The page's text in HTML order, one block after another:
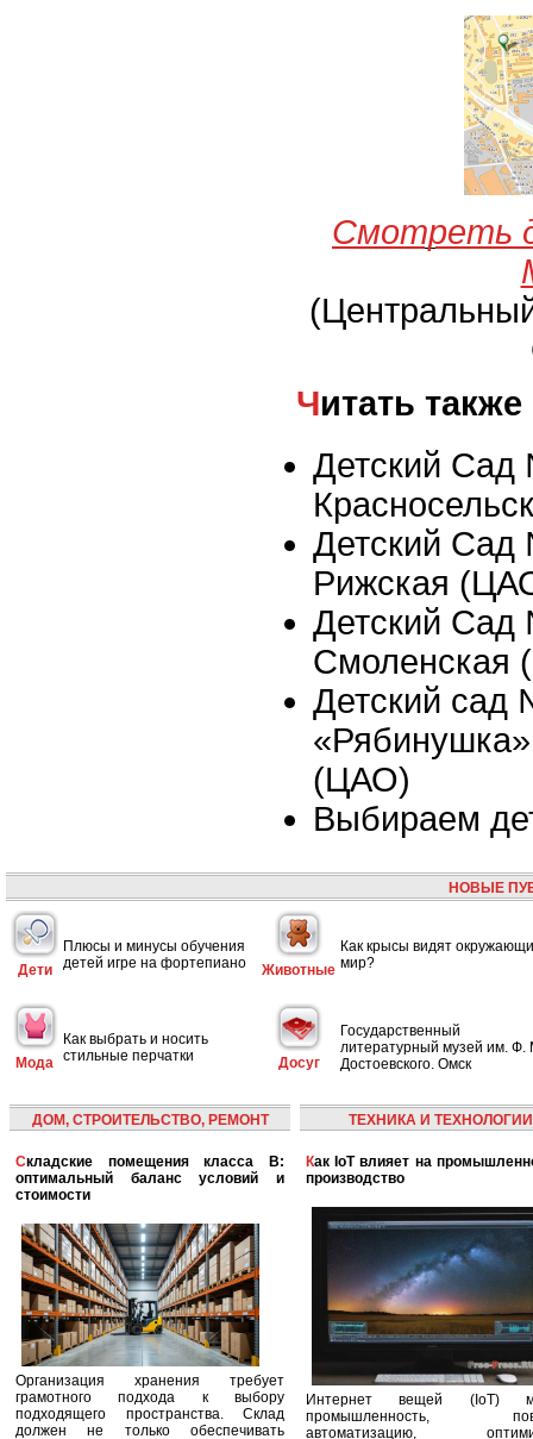
Смотреть
Читать также
Детский
Детский
Рижская
Детский
Смоленская
Детский сад
(ЦАО)
Выбираем
НОВЫЕ
Дети
Плюсы и минусы обучения
детей игре на фортепиано
Животные
Как крысы видят
мир?
Мода
Как выбрать и носить
стильные перчатки
Досуг
Государственный
литературный музей им. Ф.
Достоевского. Омск
ДОМ, СТРОИТЕЛЬСТВО, РЕМОНТ
Складские помещения класса B:
оптимальный баланс условий и
стоимости
Организация хранения требует
грамотного подхода к выбору
подходящего пространства. Склад
должен не только обеспечивать
ТЕХНИКА И ТЕХНОЛОГИИ
Как IoT влияет на промышленность и
производство
Интернет вещей (IoT)
промышленность,
автоматизацию,